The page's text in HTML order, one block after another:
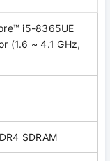
i5-8365UE
(1.6 ~ 4.1 GHz,
SDRAM